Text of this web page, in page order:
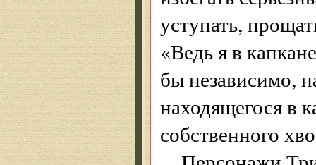
уступать,
«Ведь я в
бы независимо,
находящегося в
собственного